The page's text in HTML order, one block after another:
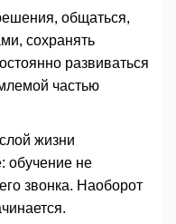
общаться,
сохранять
развиваться
частью
жизни
обучение не
звонка. Наоборот